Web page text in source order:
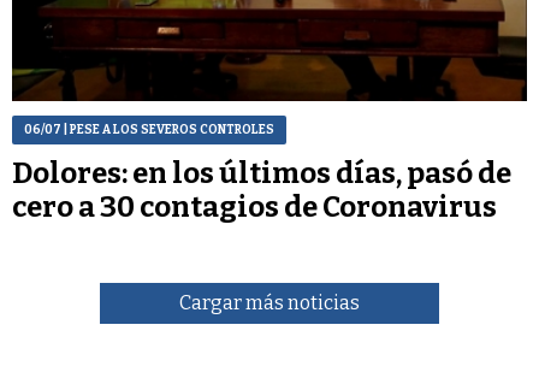
06/07 | PESE A LOS SEVEROS CONTROLES
Dolores: en los últimos días, pasó de
cero a 30 contagios de Coronavirus
Cargar más noticias